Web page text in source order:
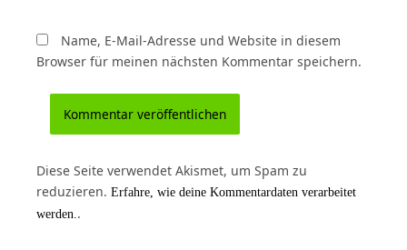
Name, E-Mail-Adresse und Website in diesem
Browser für meinen nächsten Kommentar speichern.
Diese Seite verwendet Akismet, um Spam zu
reduzieren. Erfahre, wie deine Kommentardaten verarbeitet
werden..